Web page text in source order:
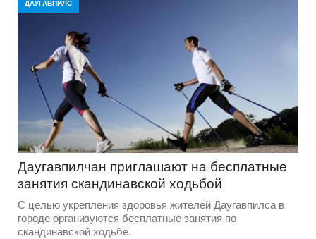
ДАУГАВПИЛС
Даугавпилчан приглашают на бесплатные
занятия скандинавской ходьбой
С целью укрепления здоровья жителей Даугавпилса в
городе организуются бесплатные занятия по
скандинавской ходьбе.